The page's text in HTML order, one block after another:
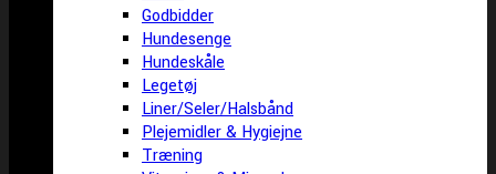
Godbidder
Hundesenge
Hundeskåle
Legetøj
Liner/Seler/Halsbånd
Plejemidler & Hygiejne
Træning